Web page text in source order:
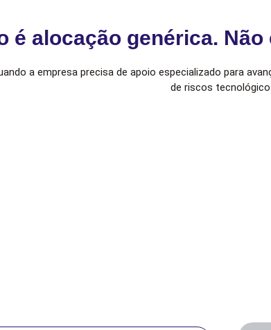
é alocação genérica.
a empresa precisa de apoio especializado para
de riscos